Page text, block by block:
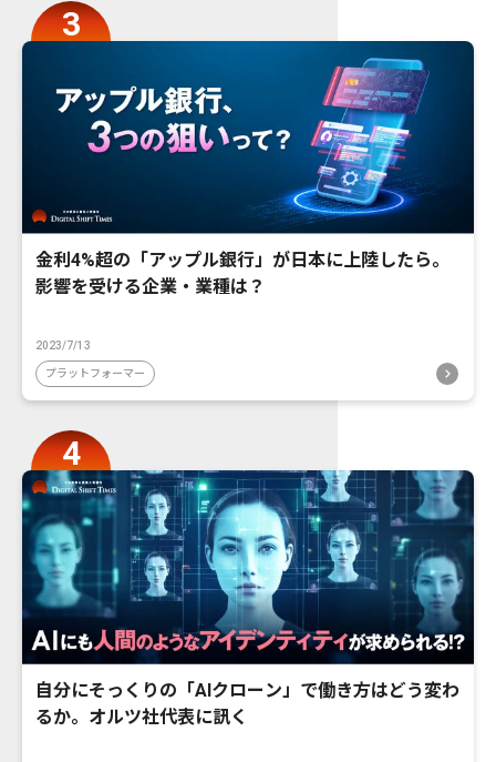
金利4%超の「アップル銀行」が日本に上陸したら。
影響を受ける企業・業種は？
2023/7/13
プラットフォーマー
自分にそっくりの「AIクローン」で働き方はどう変わ
るか。オルツ社代表に訊く